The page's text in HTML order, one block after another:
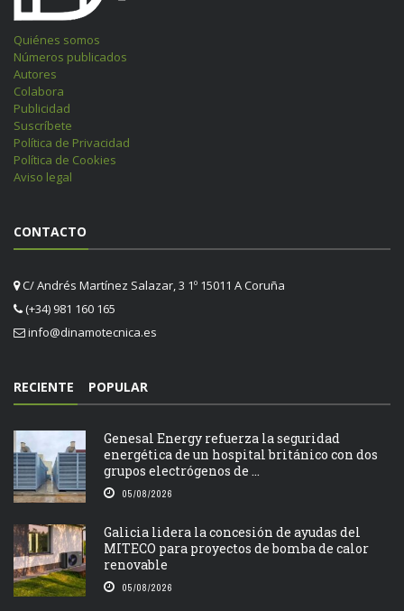
Quiénes somos
Números publicados
Autores
Colabora
Publicidad
Suscríbete
Política de Privacidad
Política de Cookies
Aviso legal
CONTACTO
C/ Andrés Martínez Salazar, 3 1º 15011 A Coruña
(+34) 981 160 165
info@dinamotecnica.es
RECIENTE POPULAR
Genesal Energy refuerza la seguridad
energética de un hospital británico con dos
grupos electrógenos de ...
05/08/2026
Galicia lidera la concesión de ayudas del
MITECO para proyectos de bomba de calor
renovable
05/08/2026